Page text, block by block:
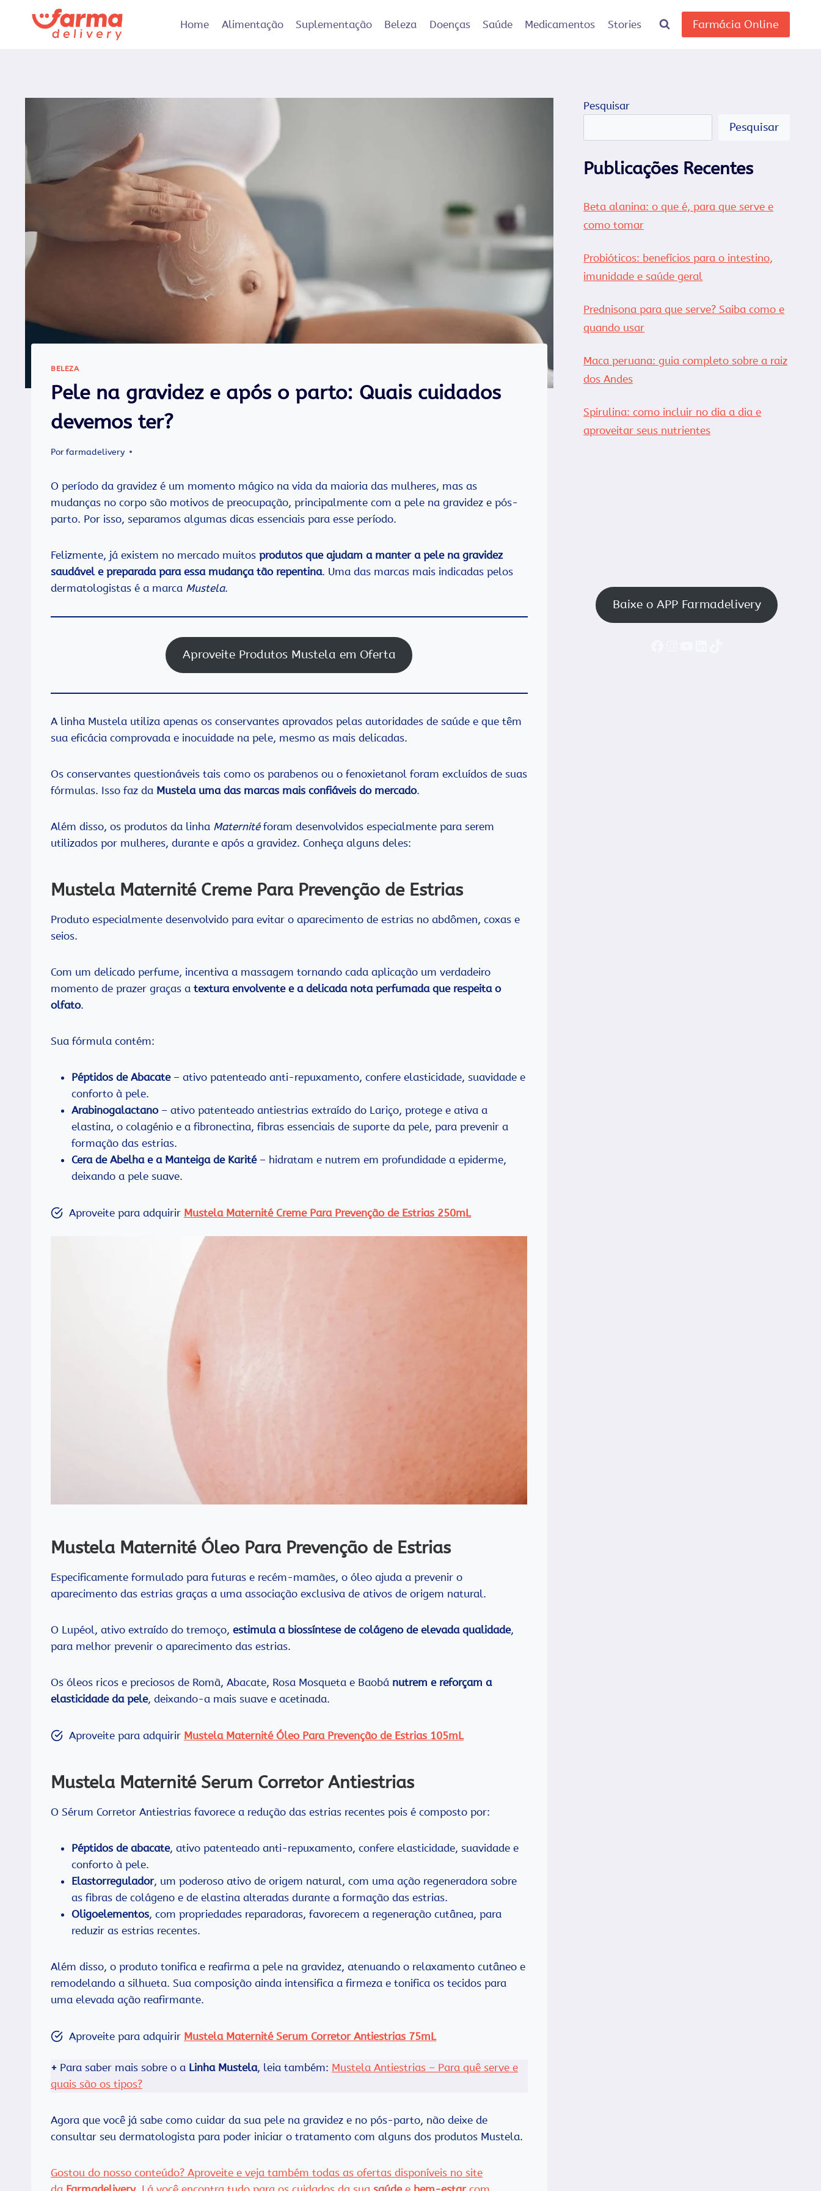
Home Alimentação Suplementação Beleza Doenças Saúde Medicamentos Stories Farmácia Online
BELEZA
Pele na gravidez e após o parto: Quais cuidados
devemos ter?
Porfarmadelivery
O período da gravidez é um momento mágico na vida da maioria das mulheres, mas as
mudanças no corpo são motivos de preocupação, principalmente com a pele na gravidez e pós-
parto. Por isso, separamos algumas dicas essenciais para esse período.
Felizmente, já existem no mercado muitos produtos que ajudam a manter a pele na gravidez
saudável e preparada para essa mudança tão repentina. Uma das marcas mais indicadas pelos
dermatologistas é a marca Mustela.
Aproveite Produtos Mustela em Oferta
A linha Mustela utiliza apenas os conservantes aprovados pelas autoridades de saúde e que têm
sua eficácia comprovada e inocuidade na pele, mesmo as mais delicadas.
Os conservantes questionáveis tais como os parabenos ou o fenoxietanol foram excluídos de suas
fórmulas. Isso faz da Mustela uma das marcas mais confiáveis do mercado.
Além disso, os produtos da linha Maternité foram desenvolvidos especialmente para serem
utilizados por mulheres, durante e após a gravidez. Conheça alguns deles:
Mustela Maternité Creme Para Prevenção de Estrias
Produto especialmente desenvolvido para evitar o aparecimento de estrias no abdômen, coxas e
seios.
Com um delicado perfume, incentiva a massagem tornando cada aplicação um verdadeiro
momento de prazer graças a textura envolvente e a delicada nota perfumada que respeita o
olfato.
Sua fórmula contém:
Péptidos de Abacate– ativo patenteado anti-repuxamento, confere elasticidade, suavidade e
conforto à pele.
Arabinogalactano– ativo patenteado antiestrias extraído do Lariço, protege e ativa a
elastina, o colagénio e a fibronectina, fibras essenciais de suporte da pele, para prevenir a
formação das estrias.
Cera de Abelha e a Manteiga de Karité– hidratam e nutrem em profundidade a epiderme,
deixando a pele suave.
Aproveite para adquirir Mustela Maternité Creme Para Prevenção de Estrias 250mL
Mustela Maternité Óleo Para Prevenção de Estrias
Especificamente formulado para futuras e recém-mamães, o óleo ajuda a prevenir o
aparecimento das estrias graças a uma associação exclusiva de ativos de origem natural.
O Lupéol, ativo extraído do tremoço, estimula a biossíntese de colágeno de elevada qualidade,
para melhor prevenir o aparecimento das estrias.
Os óleos ricos e preciosos de Romã, Abacate, Rosa Mosqueta e Baobá nutrem e reforçam a
elasticidade da pele, deixando-a mais suave e acetinada.
Aproveite para adquirir Mustela Maternité Óleo Para Prevenção de Estrias 105mL
Mustela Maternité Serum Corretor Antiestrias
O Sérum Corretor Antiestrias favorece a redução das estrias recentes pois é composto por:
Péptidos de abacate, ativo patenteado anti-repuxamento, confere elasticidade, suavidade e
conforto à pele.
Elastorregulador, um poderoso ativo de origem natural, com uma ação regeneradora sobre
as fibras de colágeno e de elastina alteradas durante a formação das estrias.
Oligoelementos, com propriedades reparadoras, favorecem a regeneração cutânea, para
reduzir as estrias recentes.
Além disso, o produto tonifica e reafirma a pele na gravidez, atenuando o relaxamento cutâneo e
remodelando a silhueta. Sua composição ainda intensifica a firmeza e tonifica os tecidos para
uma elevada ação reafirmante.
Aproveite para adquirir Mustela Maternité Serum Corretor Antiestrias 75mL
+ Para saber mais sobre o a Linha Mustela, leia também: Mustela Antiestrias – Para quê serve e
quais são os tipos?
Agora que você já sabe como cuidar da sua pele na gravidez e no pós-parto, não deixe de
consultar seu dermatologista para poder iniciar o tratamento com alguns dos produtos Mustela.
Gostou do nosso conteúdo? Aproveite e veja também todas as ofertas disponíveis no site
Pesquisar
Pesquisar
Publicações Recentes
Beta alanina: o que é, para que serve e
como tomar
Probióticos: benefícios para o intestino,
imunidade e saúde geral
Prednisona para que serve? Saiba como e
quando usar
Maca peruana: guia completo sobre a raiz
dos Andes
Spirulina: como incluir no dia a dia e
aproveitar seus nutrientes
Baixe o APP Farmadelivery